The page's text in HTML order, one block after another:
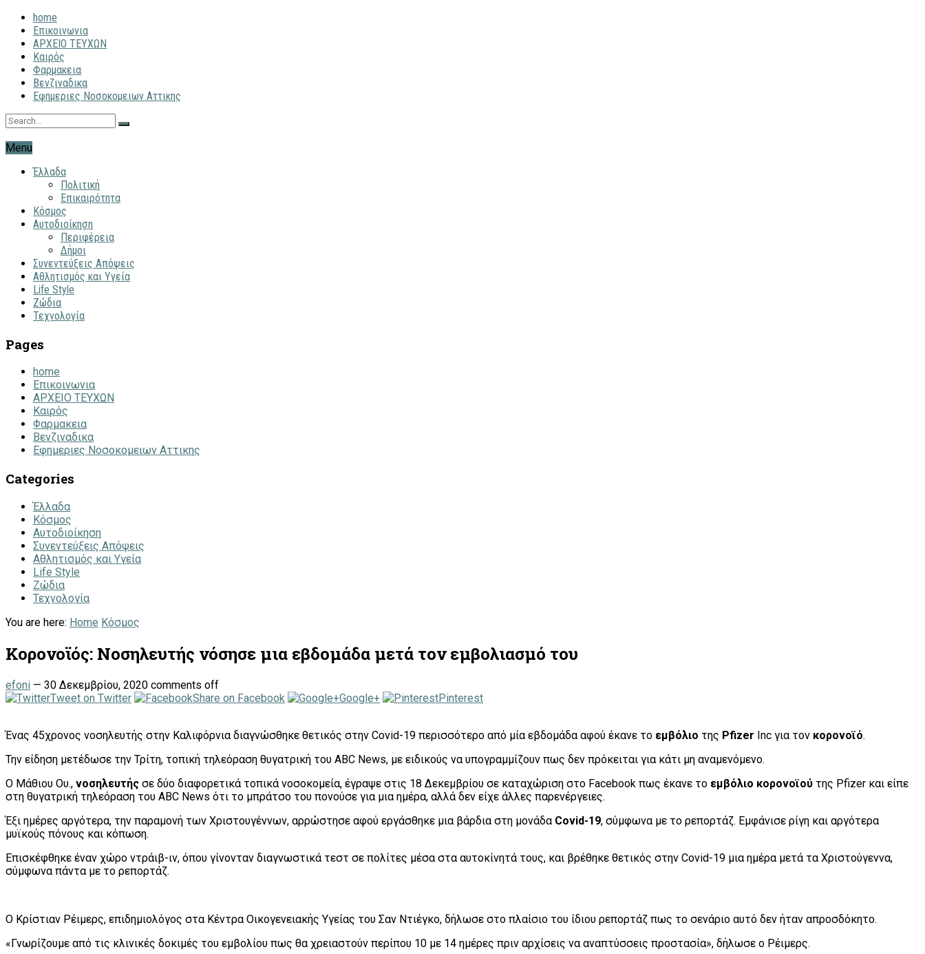
home
Επικοινωνια
ΑΡΧΕΙΟ ΤΕΥΧΩΝ
Καιρός
Φαρμακεια
Βενζιναδικα
Εφημεριες Νοσοκομειων Αττικης
Menu
Έλλαδα
Πολιτική
Επικαιρότητα
Κόσμος
Αυτοδιοίκηση
Περιφέρεια
Δήμοι
Συνεντεύξεις Απόψεις
Αθλητισμός και Υγεία
Life Style
Ζώδια
Τεχνολογία
Pages
home
Επικοινωνια
ΑΡΧΕΙΟ ΤΕΥΧΩΝ
Καιρός
Φαρμακεια
Βενζιναδικα
Εφημεριες Νοσοκομειων Αττικης
Categories
Έλλαδα
Κόσμος
Αυτοδιοίκηση
Συνεντεύξεις Απόψεις
Αθλητισμός και Υγεία
Life Style
Ζώδια
Τεχνολογία
You are here: Home Κόσμος
Κορονοϊός: Νοσηλευτής νόσησε μια εβδομάδα μετά τον εμβολιασμό του
efoni — 30 Δεκεμβρίου, 2020 comments off
Tweet on Twitter
Share on Facebook Google+ Pinterest
Ένας 45χρονος νοσηλευτής στην Καλιφόρνια διαγνώσθηκε θετικός στην Covid-19 περισσότερο από μία εβδομάδα αφού έκανε το εμβόλιο της Pfizer Inc για τον κορονοϊό.
Την είδηση μετέδωσε την Τρίτη, τοπική τηλεόραση θυγατρική του ABC News, με ειδικούς να υπογραμμίζουν πως δεν πρόκειται για κάτι μη αναμενόμενο.
Ο Μάθιου Ου., νοσηλευτής σε δύο διαφορετικά τοπικά νοσοκομεία, έγραψε στις 18 Δεκεμβρίου σε καταχώριση στο Facebook πως έκανε το εμβόλιο κορονοϊού της Pfizer και είπε
στη θυγατρική τηλεόραση του ABC News ότι το μπράτσο του πονούσε για μια ημέρα, αλλά δεν είχε άλλες παρενέργειες.
Έξι ημέρες αργότερα, την παραμονή των Χριστουγέννων, αρρώστησε αφού εργάσθηκε μια βάρδια στη μονάδα Covid-19, σύμφωνα με το ρεπορτάζ. Εμφάνισε ρίγη και αργότερα
μυϊκούς πόνους και κόπωση.
Επισκέφθηκε έναν χώρο ντράιβ-ιν, όπου γίνονταν διαγνωστικά τεστ σε πολίτες μέσα στα αυτοκίνητά τους, και βρέθηκε θετικός στην Covid-19 μια ημέρα μετά τα Χριστούγεννα,
σύμφωνα πάντα με το ρεπορτάζ.
Ο Κρίστιαν Ρέιμερς, επιδημιολόγος στα Κέντρα Οικογενειακής Υγείας του Σαν Ντιέγκο, δήλωσε στο πλαίσιο του ίδιου ρεπορτάζ πως το σενάριο αυτό δεν ήταν απροσδόκητο.
«Γνωρίζουμε από τις κλινικές δοκιμές του εμβολίου πως θα χρειαστούν περίπου 10 με 14 ημέρες πριν αρχίσεις να αναπτύσσεις προστασία», δήλωσε ο Ρέιμερς.